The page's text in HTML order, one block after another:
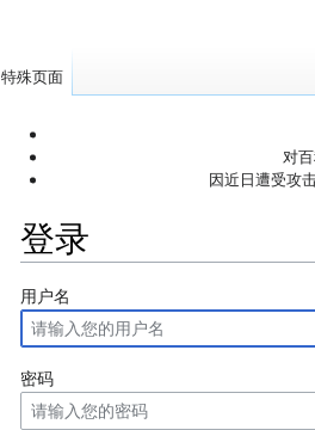
对
因近日遭受攻
登录
跳
转
到
导
航
跳
转
到
搜
索
用户名
密码
特殊页面